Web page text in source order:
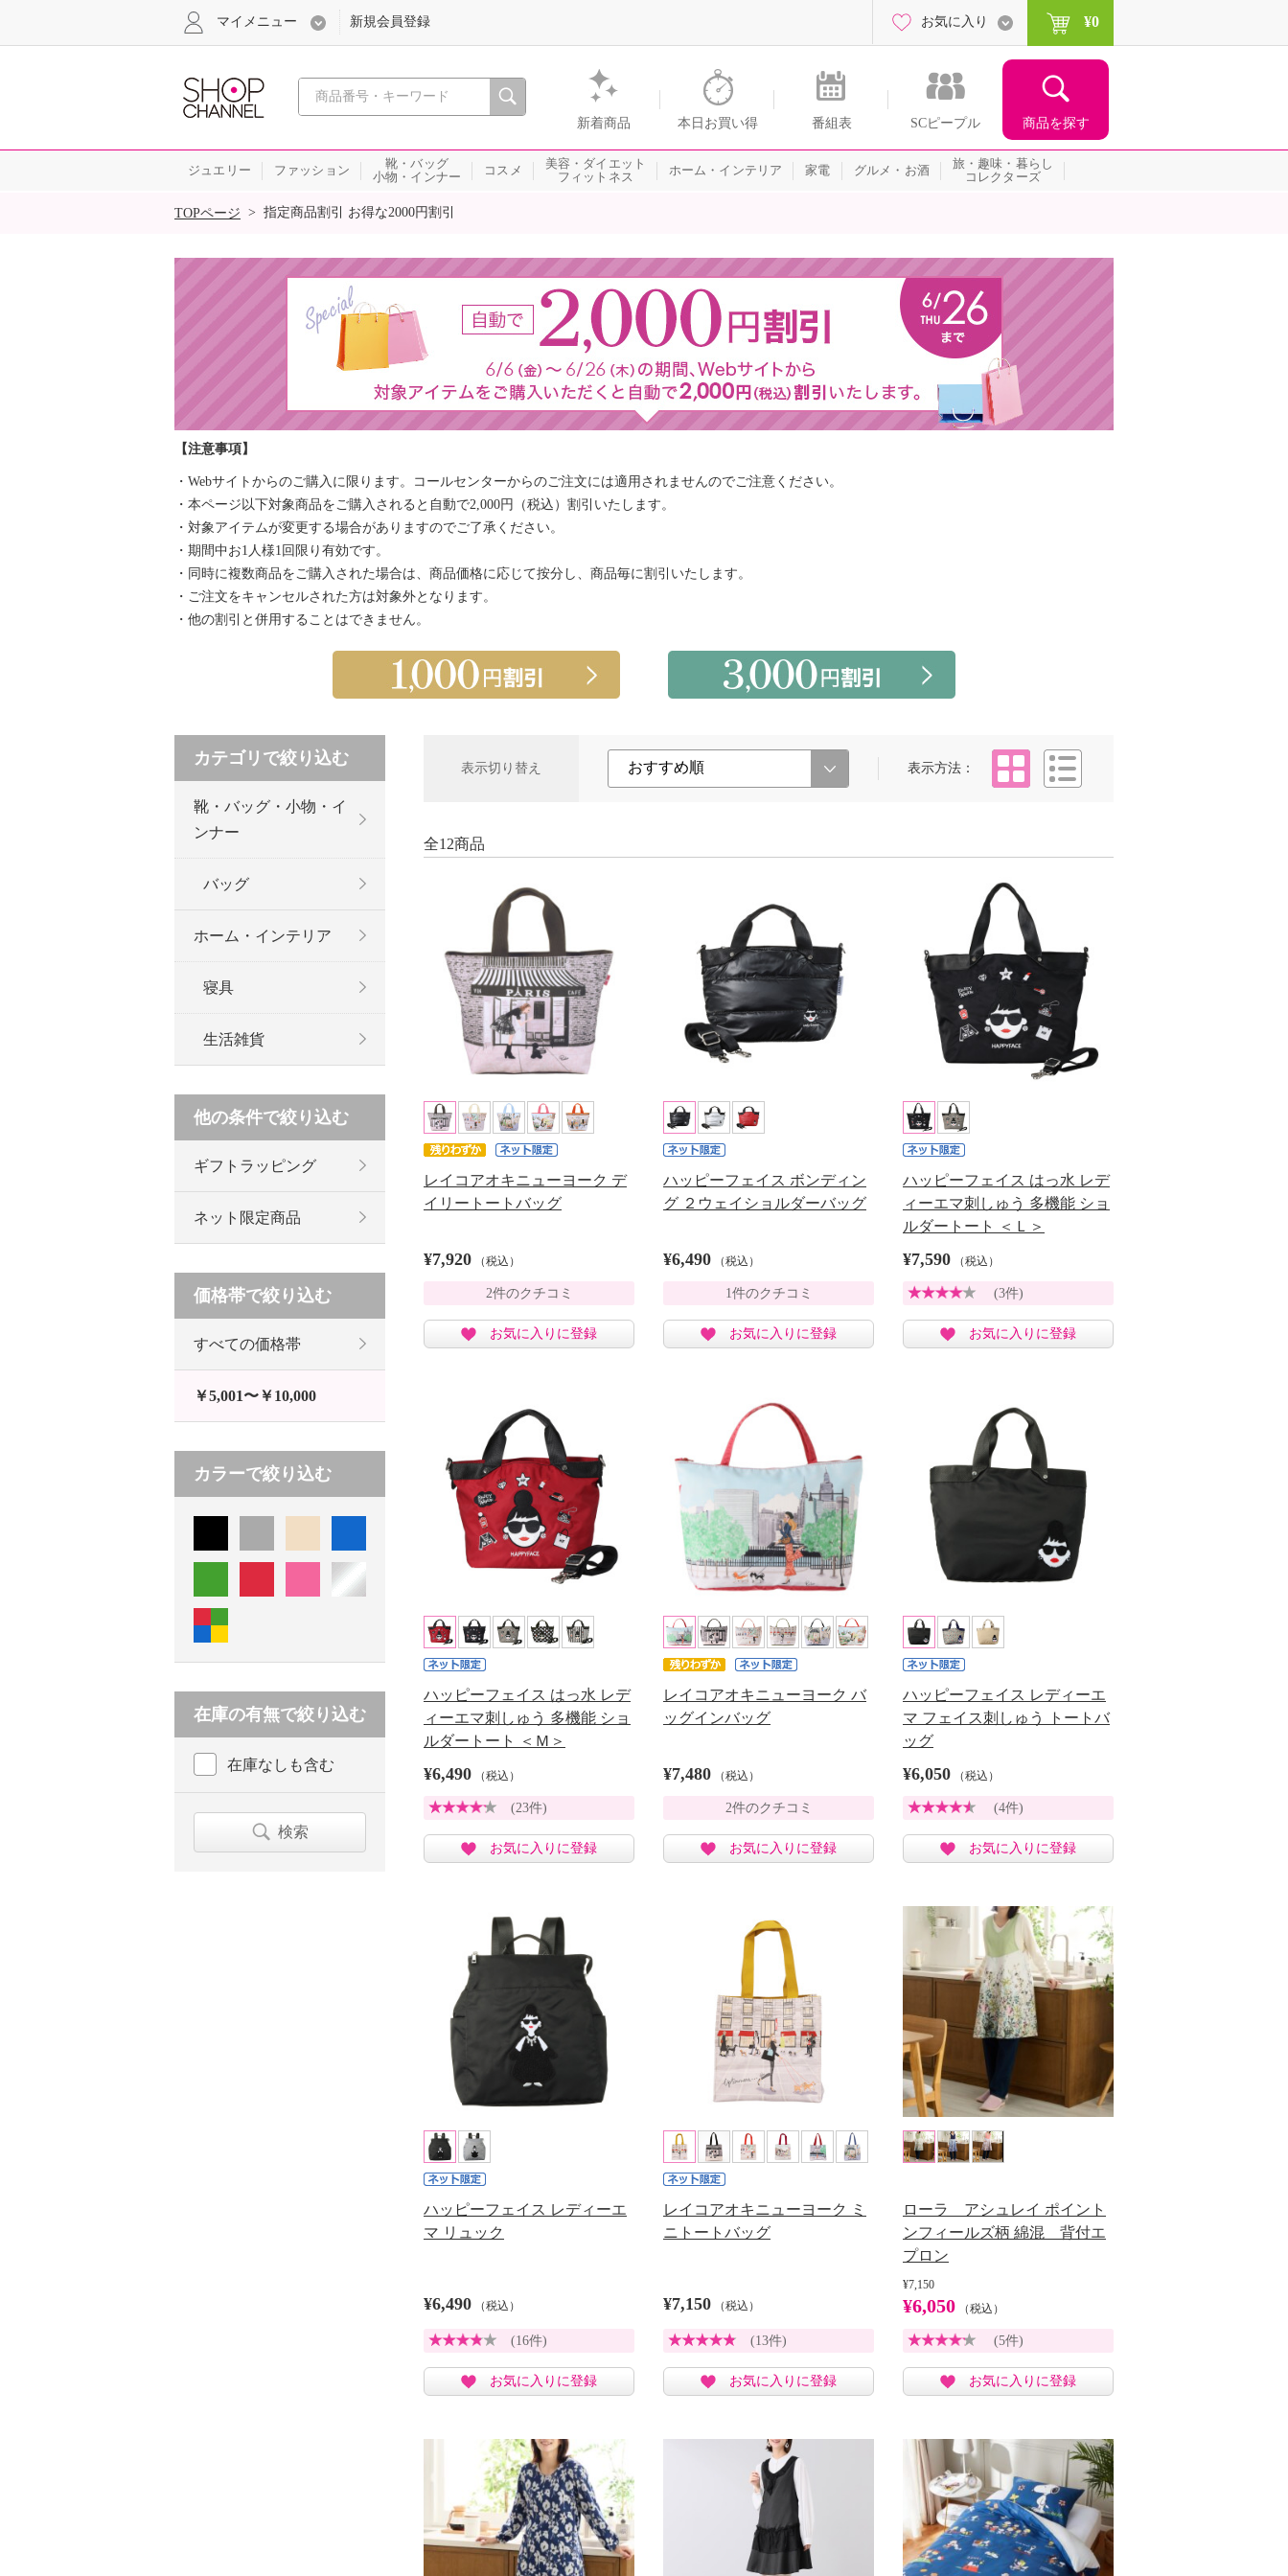
心おどる、瞬間を。通販・テレビショッピングのショップチャンネル
新着商品 本日お買い得 番組表 SCピープル 商品を探す
マイメニュー 新規会員登録 お気に入り ¥0
ジュエリー ファッション
靴・バッグ
小物・インナー
コスメ
美容・ダイエット
フィットネス
ホーム・インテリア 家電 グルメ・お酒
旅・趣味・暮らし
コレクターズ
SALE
TOPページ > 指定商品割引 お得な2000円割引
【注意事項】
・Webサイトからのご購入に限ります。コールセンターからのご注文には適用されませんのでご注意ください。
・本ページ以下対象商品をご購入されると自動で2,000円（税込）割引いたします。
・対象アイテムが変更する場合がありますのでご了承ください。
・期間中お1人様1回限り有効です。
・同時に複数商品をご購入された場合は、商品価格に応じて按分し、商品毎に割引いたします。
・ご注文をキャンセルされた方は対象外となります。
・他の割引と併用することはできません。
表示切り替え 表示方法
タイル
全12商品
レイコアオキニューヨーク デ
イリートートバッグ
¥7,920 （税込）
2件のクチコミ
お気に入りに登録
ハッピーフェイス ボンディン
グ ２ウェイショルダーバッグ
¥6,490 （税込）
1件のクチコミ
お気に入りに登録
ハッピーフェイス はっ水 レデ
ィーエマ刺しゅう 多機能 ショ
ルダートート ＜Ｌ＞
¥7,590 （税込）
(3件)
お気に入りに登録
ハッピーフェイス はっ水 レデ
ィーエマ刺しゅう 多機能 ショ
ルダートート ＜Ｍ＞
¥6,490 （税込）
(23件)
お気に入りに登録
レイコアオキニューヨーク バ
ッグインバッグ
¥7,480 （税込）
2件のクチコミ
お気に入りに登録
ハッピーフェイス レディーエ
マ フェイス刺しゅう トートバ
ッグ
¥6,050 （税込）
(4件)
お気に入りに登録
ハッピーフェイス レディーエ
マ リュック
¥6,490 （税込）
(16件)
お気に入りに登録
レイコアオキニューヨーク ミ
ニトートバッグ
¥7,150 （税込）
(13件)
お気に入りに登録
ローラ アシュレイ ポイント
ンフィールズ柄 綿混 背付エ
プロン
¥7,150
¥6,050 （税込）
(5件)
お気に入りに登録
カテゴリで絞り込む
靴・バッグ・小物・イ
ンナー
バッグ
ホーム・インテリア
寝具
生活雑貨
他の条件で絞り込む
ギフトラッピング
ネット限定商品
価格帯で絞り込む
すべての価格帯
￥5,001〜￥10,000
カラーで絞り込む
在庫の有無で絞り込む
在庫なしも含む
検索